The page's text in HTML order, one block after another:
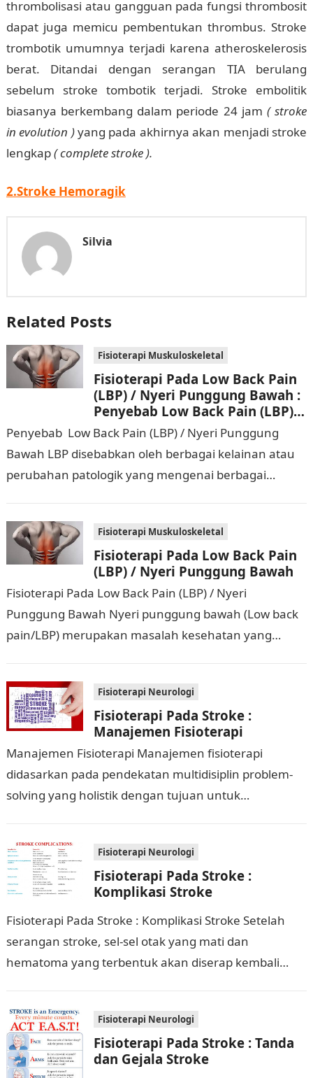
thrombolisasi atau gangguan pada fungsi thrombosit
dapat juga memicu pembentukan thrombus. Stroke
trombotik umumnya terjadi karena atheroskelerosis
berat. Ditandai dengan serangan TIA berulang
sebelum stroke tombotik terjadi. Stroke embolitik
biasanya berkembang dalam periode 24 jam ( stroke
in evolution )yang pada akhirnya akan menjadi stroke
lengkap( complete stroke ).
2.Stroke Hemoragik
Silvia
Related Posts
Fisioterapi Muskuloskeletal
Fisioterapi Pada Low Back Pain
(LBP) / Nyeri Punggung Bawah :
Penyebab Low Back Pain (LBP) /
Nyeri Punggung Bawah
Penyebab Low Back Pain (LBP) / Nyeri Punggung
Bawah LBP disebabkan oleh berbagai kelainan atau
perubahan patologik yang mengenai berbagai
Fisioterapi Muskuloskeletal
Fisioterapi Pada Low Back Pain
(LBP) / Nyeri Punggung Bawah
Fisioterapi Pada Low Back Pain (LBP) / Nyeri
Punggung Bawah Nyeri punggung bawah (Low back
pain/LBP) merupakan masalah kesehatan yang
Fisioterapi Neurologi
Fisioterapi Pada Stroke :
Manajemen Fisioterapi
Manajemen Fisioterapi Manajemen fisioterapi
didasarkan pada pendekatan multidisiplin problem-
solving yang holistik dengan tujuan untuk
kecacatan. Tabel berikut ini memberikan…
Fisioterapi Neurologi
Fisioterapi Pada Stroke :
Komplikasi Stroke
Fisioterapi Pada Stroke : Komplikasi Stroke Setelah
serangan stroke, sel-sel otak yang mati dan
hematoma yang terbentuk akan diserap kembali
Fisioterapi Neurologi
Fisioterapi Pada Stroke : Tanda
dan Gejala Stroke